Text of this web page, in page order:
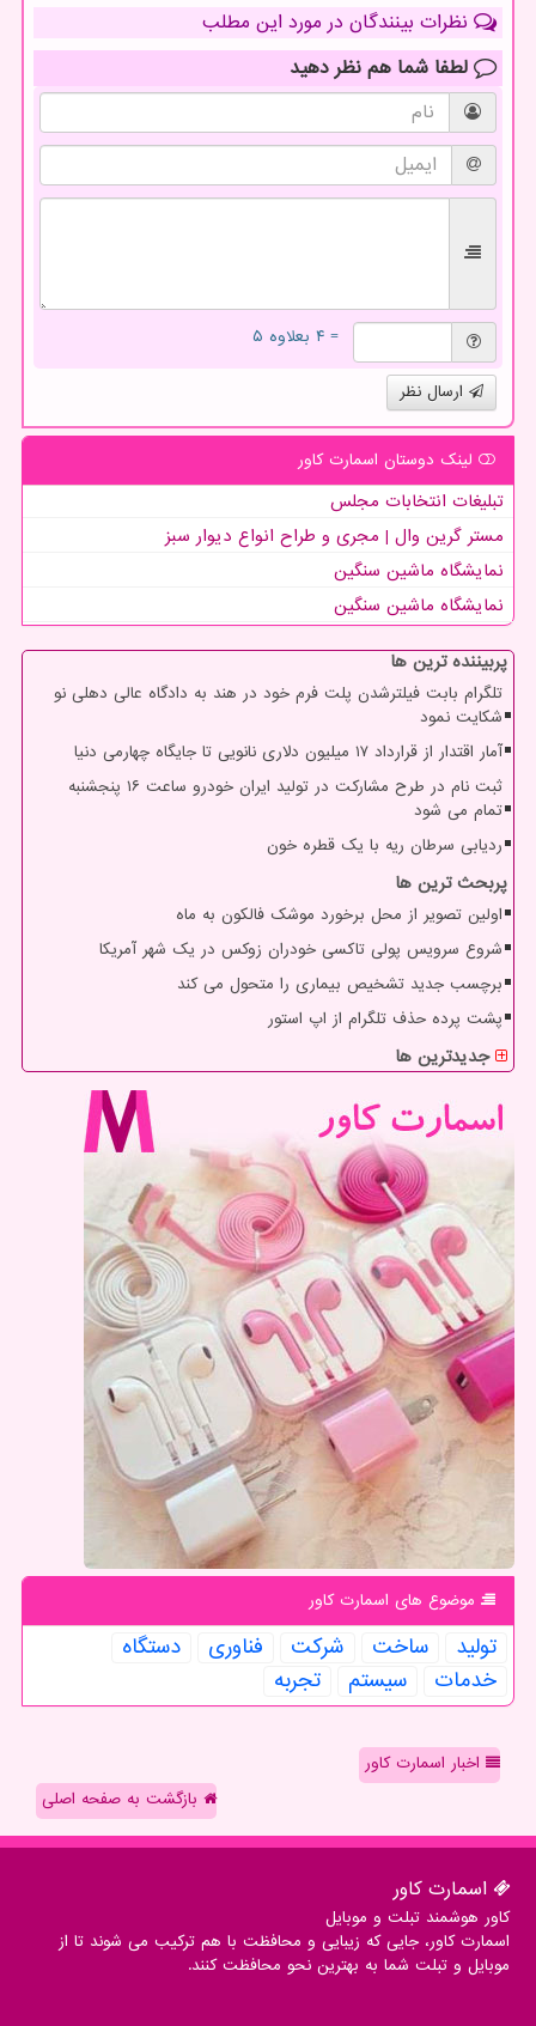
نظرات بینندگان در مورد این مطلب
لطفا شما هم نظر دهید
= ۴ بعلاوه ۵
ارسال نظر
لینک دوستان اسمارت كاور
تبلیغات انتخابات مجلس
مستر گرین وال | مجری و طراح انواع دیوار سبز
نمایشگاه ماشین سنگین
نمایشگاه ماشین سنگین
پربیننده ترین ها
تلگرام بابت فیلترشدن پلت فرم خود در هند به دادگاه عالی دهلی نو
شکایت نمود
آمار اقتدار از قرارداد ۱۷ میلیون دلاری نانویی تا جایگاه چهارمی دنیا
ثبت نام در طرح مشارکت در تولید ایران خودرو ساعت ۱۶ پنجشنبه
تمام می شود
ردیابی سرطان ریه با یک قطره خون
پربحث ترین ها
اولین تصویر از محل برخورد موشک فالکون به ماه
شروع سرویس پولی تاکسی خودران زوکس در یک شهر آمریکا
برچسب جدید تشخیص بیماری را متحول می کند
پشت پرده حذف تلگرام از اپ استور
جدیدترین ها
موضوع های اسمارت كاور
تولید ساخت شركت فناوری
دستگاه
خدمات
سیستم تجربه
اخبار اسمارت کاور
بازگشت به صفحه اصلی
اسمارت كاور
کاور هوشمند تبلت و موبایل
اسمارت کاور، جایی که زیبایی و محافظت با هم ترکیب می شوند تا از
موبایل و تبلت شما به بهترین نحو محافظت کنند.